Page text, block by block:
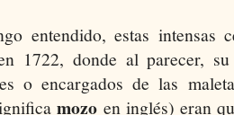
entendido, estas intensas
1722, donde al parecer,
o encargados de las
mozo en inglés) eran